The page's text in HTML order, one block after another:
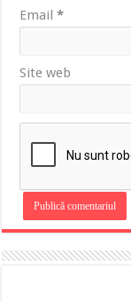
Email*
Site web